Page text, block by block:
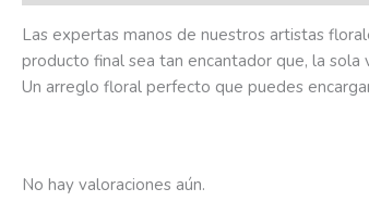
Las expertas manos de nuestros artistas
producto final sea tan encantador que, la sola
Un arreglo floral perfecto que puedes
No hay valoraciones aún.